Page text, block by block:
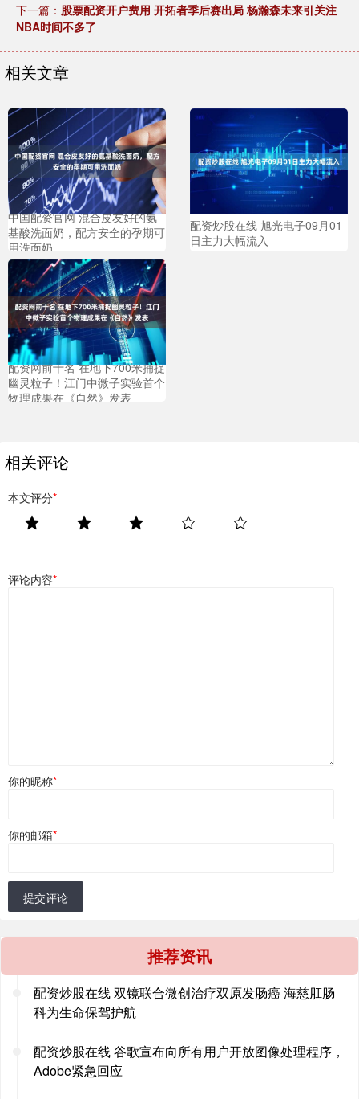
下一篇： 股票配资开户费用 开拓者季后赛出局 杨瀚森未来引关注
NBA时间不多了
相关文章
中国配资官网 混合皮友好的氨
基酸洗面奶，配方安全的孕期可
用洗面奶
配资炒股在线 旭光电子09月01
日主力大幅流入
配资网前十名 在地下700米捕捉
幽灵粒子！江门中微子实验首个
物理成果在《自然》发表
相关评论
本文评分*
评论内容*
你的昵称*
你的邮箱*
提交评论
推荐资讯
配资炒股在线 双镜联合微创治疗双原发肠癌 海慈肛肠
科为生命保驾护航
配资炒股在线 谷歌宣布向所有用户开放图像处理程序，
Adobe紧急回应